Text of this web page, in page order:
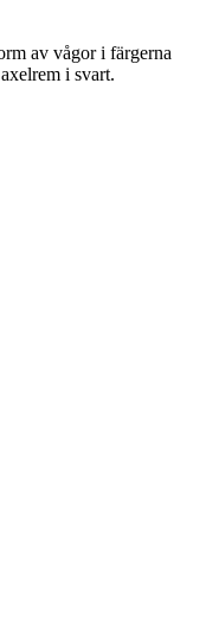
av vågor i färgerna
i svart.